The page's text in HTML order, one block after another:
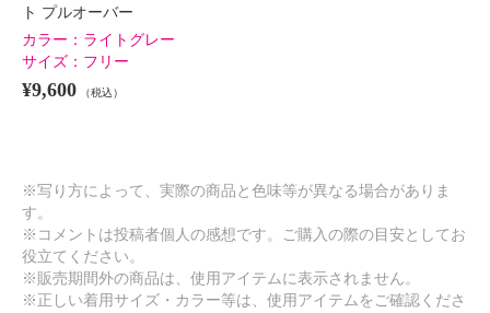
ト プルオーバー
カラー： ライトグレー
サイズ： フリー
¥9,600 （税込）
※写り方によって、実際の商品と色味等が異なる場合がありま
す。
※コメントは投稿者個人の感想です。ご購入の際の目安としてお
役立てください。
※販売期間外の商品は、使用アイテムに表示されません。
※正しい着用サイズ・カラー等は、使用アイテムをご確認くださ